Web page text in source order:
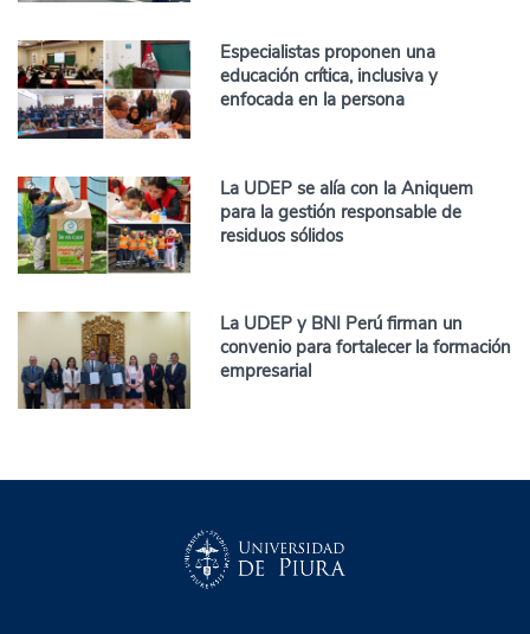
Especialistas proponen una
educación crítica, inclusiva y
enfocada en la persona
La UDEP se alía con la Aniquem
para la gestión responsable de
residuos sólidos
La UDEP y BNI Perú firman un
convenio para fortalecer la formación
empresarial